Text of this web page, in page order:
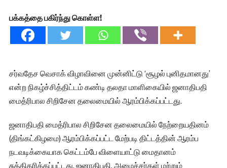
பக்கத்தை பகிர்ந்து கொள்ள!
சர்வதேச வெசாக் விழாவினை முன்னிட்டு ‘சூழல் புனிதமானது’
என்ற நிகழ்ச்சித்திட்டம் கண்டி தலதா மாளிகையில் ஜனாதிபதி
மைத்ரிபால சிறிசேன தலைமையில் ஆரம்பிக்கப்பட்டது.
ஜனாதிபதி மைத்ரிபால சிறிசேன தலைமையில் நேற்றையதினம்
(திங்கட்கிழமை) ஆரம்பிக்கப்பட்ட மேற்படி திட்டத்தின் ஆரம்ப
நடவடிக்கையாக கெட்டம்பே விளையாட்டு மைதானம்
சுத்திகரிக்கப்பட்டது. ஜனாதிபதி, அமைச்சர்கள் மற்றும்